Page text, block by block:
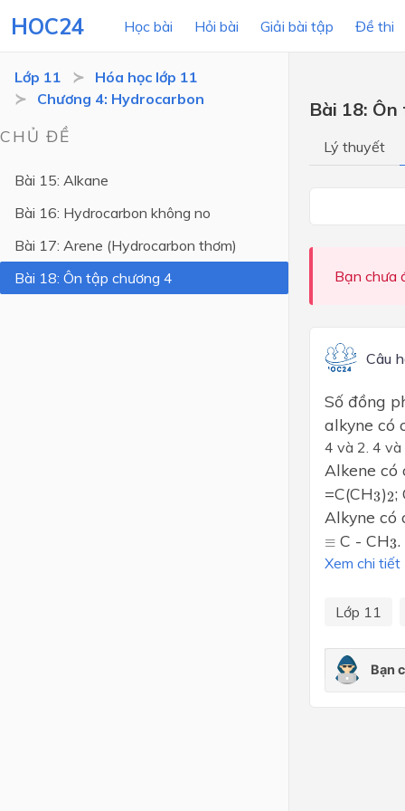
HOC24 Học bài Hỏi bài Giải bài tập Đề thi
Lớp 11
Lớp 10
Lớp 9
Lớp 11
Hóa học lớp 11
Chương 4: Hydrocarbon
CHỦ ĐỀ
Bài 15: Alkane
Bài 16: Hydrocarbon không no
Bài 17: Arene (Hydrocarbon thơm)
Bài 18: Ôn tập chương 4
Bài 18:
Lý thuyết
Bạn chưa
Câu
Số đồng
alkyne có
4 và 2. 4 và
Alkene có
=C(CH3
3)2
2;
Alkyne có
≡
≡ C - CH3
3.
Xem chi tiết
Lớp 11